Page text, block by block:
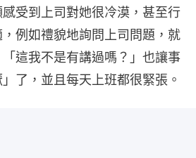
受到上司對她很冷漠，甚至行
例如禮貌地詢問上司問題，就
這我不是有講過嗎？」也讓事
了，並且每天上班都很緊張。